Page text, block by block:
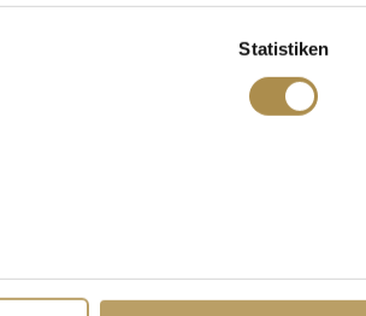
Statistiken